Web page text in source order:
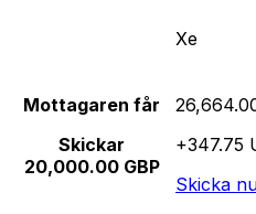
Xe
Mottagaren får
Skickar
20,000.00 GBP
+347.75
Skicka